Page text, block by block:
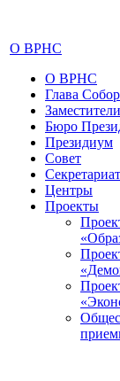
О ВРНС
О ВРНС
Глава
Заместители
Бюро
Президиум
Совет
Секретариат
Центры
Проекты